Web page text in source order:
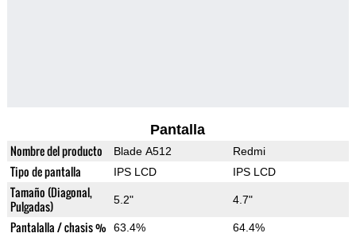
Pantalla
Nombre del producto Blade A512 Redmi
Tipo de pantalla IPS LCD IPS LCD
Tamaño (Diagonal,
Pulgadas)
5.2" 4.7"
Pantalalla / chasis % 63.4% 64.4%